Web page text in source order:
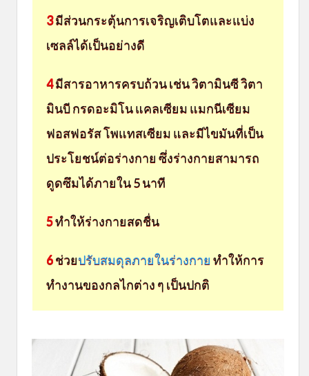
3มีส่วนกระตุ้นการเจริญเติบโตและแบ่ง
เซลล์ได้เป็นอย่างดี
4มีสารอาหารครบถ้วน เช่น วิตามินซี วิตา
มินบี กรดอะมิโน แคลเซียม แมกนีเซียม
ฟอสฟอรัส โพแทสเซียม และมีไขมันที่เป็น
ประโยชน์ต่อร่างกาย ซึ่งร่างกายสามารถ
ดูดซึมได้ภายใน 5 นาที
5ทำให้ร่างกายสดชื่น
6ช่วยปรับสมดุลภายในร่างกาย ทำให้การ
ทำงานของกลไกต่าง ๆ เป็นปกติ